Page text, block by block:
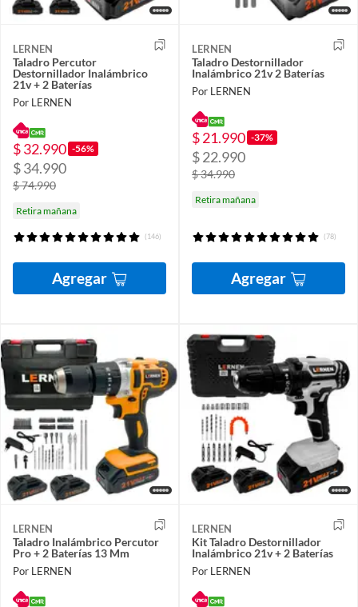
LERNEN
Taladro Percutor
Destornillador Inalámbrico
21v + 2 Baterías
Por LERNEN
$ 32.990 -56%
$ 34.990
$ 74.990
Retira mañana
(146)
Agregar
LERNEN
Taladro Destornillador
Inalámbrico 21v 2 Baterías
Por LERNEN
$ 21.990 -37%
$ 22.990
$ 34.990
Retira mañana
(78)
Agregar
LERNEN
Taladro Inalámbrico Percutor
Pro + 2 Baterías 13 Mm
Por LERNEN
LERNEN
Kit Taladro Destornillador
Inalámbrico 21v + 2 Baterías
Por LERNEN